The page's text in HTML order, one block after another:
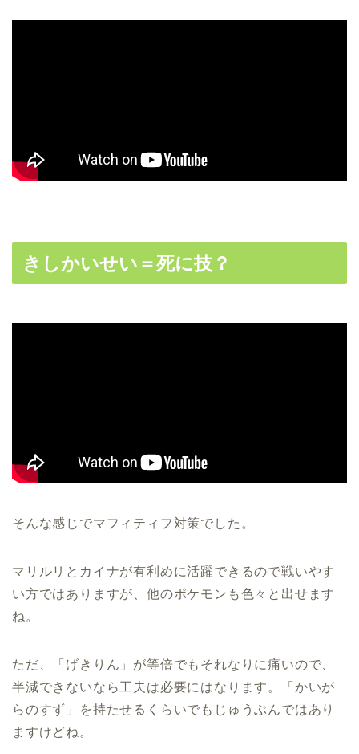
きしかいせい＝死に技？
そんな感じでマフィティフ対策でした。
マリルリとカイナが有利めに活躍できるので戦いやす
い方ではありますが、他のポケモンも色々と出せます
ね。
ただ、「げきりん」が等倍でもそれなりに痛いので、
半減できないなら工夫は必要にはなります。「かいが
らのすず」を持たせるくらいでもじゅうぶんではあり
ますけどね。